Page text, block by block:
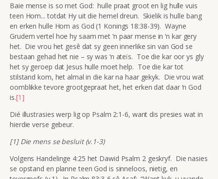
Baie mense is so met God: hulle praat groot en lig hulle vuis
teen Hom... totdat Hy uit die hemel dreun. Skielik is hulle bang
en erken hulle Hom as God (1 Konings 18:38-39). Wayne
Grudem vertel hoe hy saam met ‘n paar mense in ‘n kar gery
het. Die vrou het gesê dat sy geen innerlike sin van God se
bestaan gehad het nie – sy was ‘n ateïs. Toe die kar oor ys gly
het sy geroep dat Jesus hulle moet help. Toe die kar tot
stilstand kom, het almal in die kar na haar gekyk. Die vrou wat
oomblikke tevore grootgepraat het, het erken dat daar ‘n God
is.[1]
Dié illustrasies werp lig op Psalm 2:1-6, want dis presies wat in
hierdie verse gebeur.
[1] Die mens se besluit (v.1-3)
Volgens Handelinge 4:25 het Dawid Psalm 2 geskryf. Die nasies
se opstand en planne teen God is sinneloos, nietig, en